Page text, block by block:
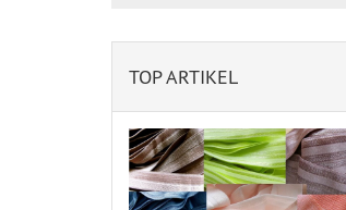
TOP ARTIKEL